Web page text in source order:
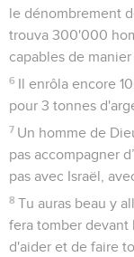
le dénombrement
trouva 300'000
capables de
6 Il enrôla encore
pour 3 tonnes
7 Un homme de
pas accompagner
pas avec Israël,
8 Tu auras beau y
fera tomber devant
d'aider et de faire